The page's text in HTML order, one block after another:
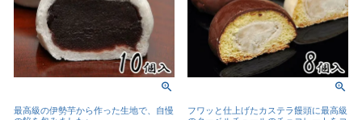
最高級の伊勢芋から作った生地で、自慢
フワッと仕上げたカステラ饅頭に最高級